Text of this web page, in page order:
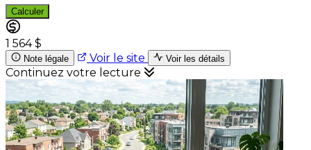
Calculer
1 564 $
Note légale Voir le site Voir les détails
Continuez votre lecture